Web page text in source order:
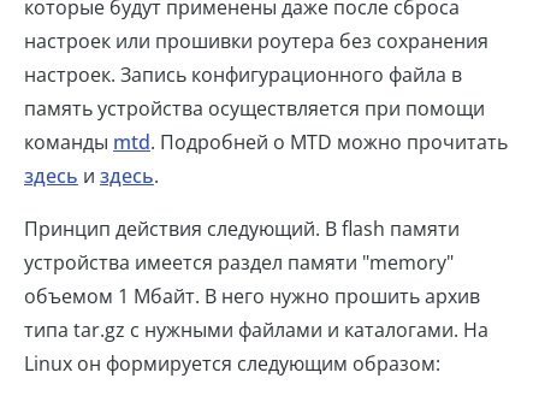
которые будут применены даже после сброса
настроек или прошивки роутера без сохранения
настроек. Запись конфигурационного файла в
память устройства осуществляется при помощи
команды mtd. Подробней о MTD можно прочитать
здесь и здесь.
Принцип действия следующий. В flash памяти
устройства имеется раздел памяти "memory"
объемом 1 Мбайт. В него нужно прошить архив
типа tar.gz с нужными файлами и каталогами. На
Linux он формируется следующим образом: